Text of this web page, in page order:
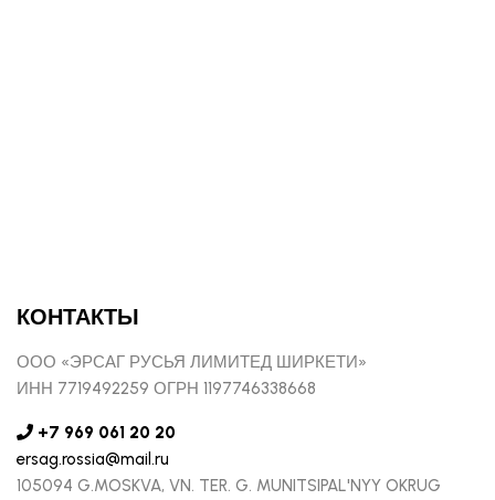
КОНТАКТЫ
ООО «ЭРСАГ РУСЬЯ ЛИМИТЕД ШИРКЕТИ»
ИНН 7719492259 ОГРН 1197746338668
+7 969 061 20 20
ersag.rossia@mail.ru
105094 G.MOSKVA, VN. TER. G. MUNITSIPAL'NYY OKRUG